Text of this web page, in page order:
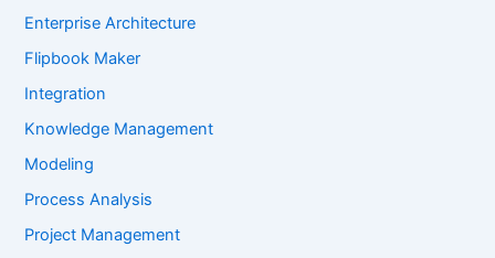
Enterprise Architecture
Flipbook Maker
Integration
Knowledge Management
Modeling
Process Analysis
Project Management